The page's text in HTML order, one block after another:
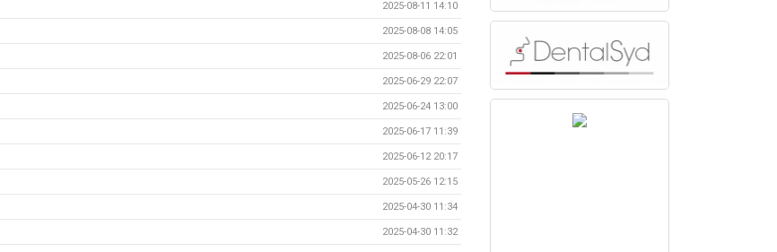
2025-08-11 14:10
2025-08-08 14:05
2025-08-06 22:01
2025-06-29 22:07
2025-06-24 13:00
2025-06-17 11:39
2025-06-12 20:17
2025-05-26 12:15
2025-04-30 11:34
2025-04-30 11:32